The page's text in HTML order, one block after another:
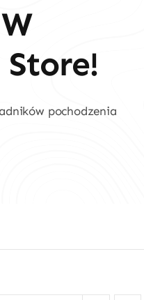
pochodzenia